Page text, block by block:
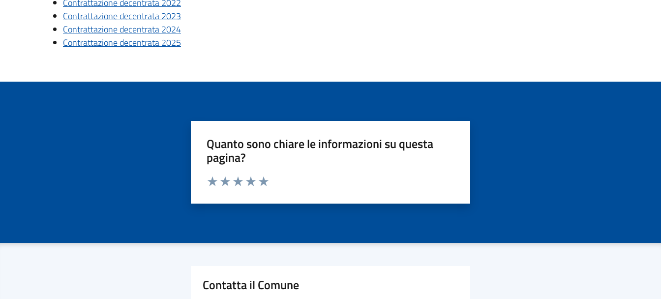
Contrattazione decentrata 2022
Contrattazione decentrata 2023
Contrattazione decentrata 2024
Contrattazione decentrata 2025
Quanto sono chiare le informazioni su questa
pagina?
Valuta da 1 a 5 stelle la pagina
Contatta il Comune